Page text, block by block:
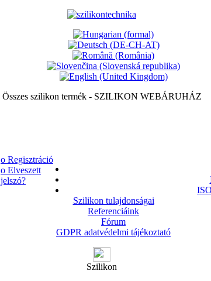
Összes szilikon termék - SZILIKON WEBÁRUHÁZ
ο Regisztráció
ο Elveszett
jelszó?
Szilikon tulajdonságai
Referenciáink
Fórum
GDPR adatvédelmi tájékoztató
Szilikon